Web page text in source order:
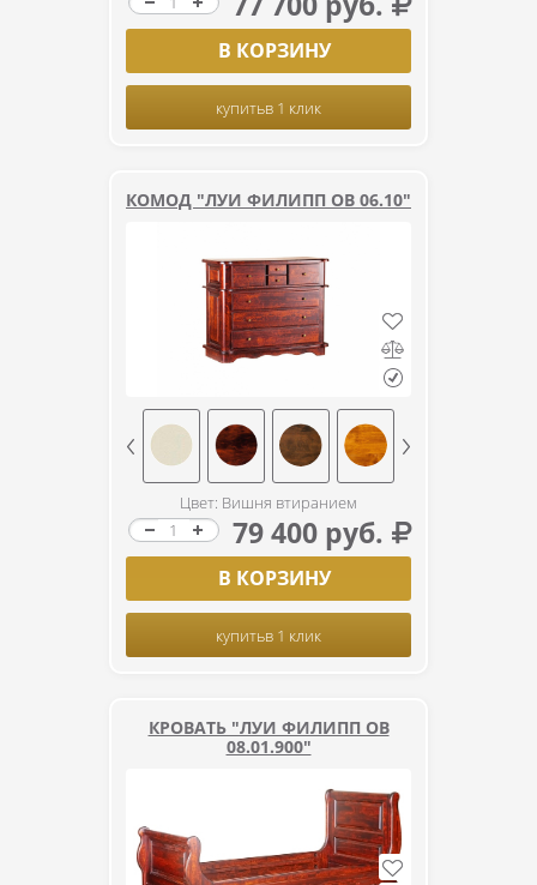
В КОРЗИНУ
купитьв 1 клик
КОМОД "ЛУИ ФИЛИПП ОВ 06.10"
Цвет: Вишня втиранием
79 400 руб.
В КОРЗИНУ
купитьв 1 клик
КРОВАТЬ "ЛУИ ФИЛИПП ОВ
08.01.900"